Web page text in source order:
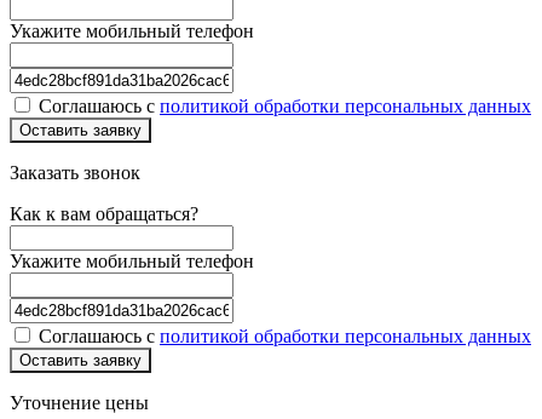
Укажите мобильный телефон
Соглашаюсь с политикой обработки персональных данных
Оставить заявку
Заказать звонок
Как к вам обращаться?
Укажите мобильный телефон
Соглашаюсь с политикой обработки персональных данных
Оставить заявку
Уточнение цены